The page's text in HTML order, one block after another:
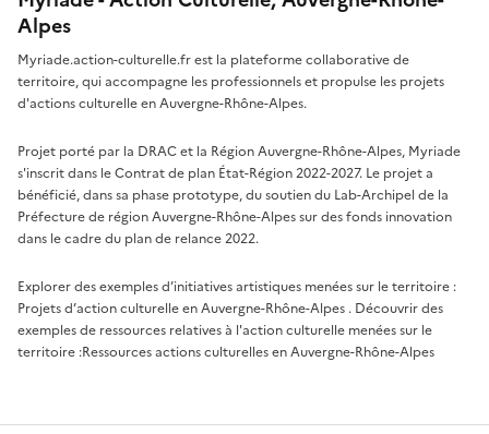
Alpes
Myriade.action-culturelle.fr est la plateforme collaborative de
territoire, qui accompagne les professionnels et propulse les projets
d'actions culturelle en Auvergne-Rhône-Alpes.
Projet porté par la DRAC et la Région Auvergne-Rhône-Alpes, Myriade
s'inscrit dans le Contrat de plan État-Région 2022-2027. Le projet a
bénéficié, dans sa phase prototype, du soutien du Lab-Archipel de la
Préfecture de région Auvergne-Rhône-Alpes sur des fonds innovation
dans le cadre du plan de relance 2022.
Explorer des exemples d’initiatives artistiques menées sur le territoire :
Projets d’action culturelle en Auvergne-Rhône-Alpes . Découvrir des
exemples de ressources relatives à l'action culturelle menées sur le
territoire :Ressources actions culturelles en Auvergne-Rhône-Alpes